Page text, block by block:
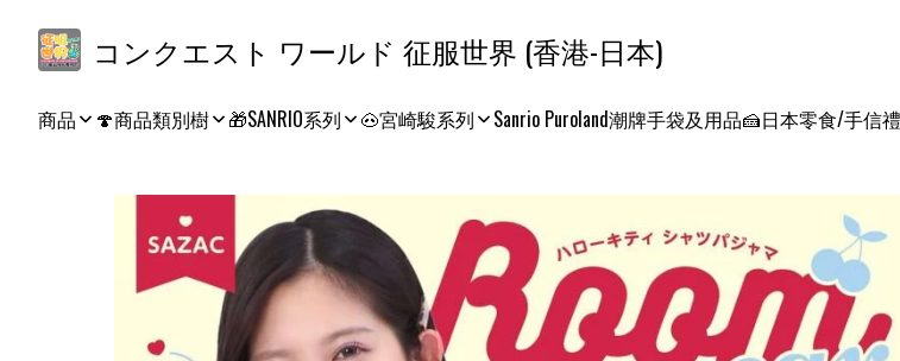
コンクエスト ワールド 征服世界 (香港-日本)
商品 🍄商品類別樹 🎁SANRIO系列 🐽宮崎駿系列 Sanrio Puroland潮牌手袋及用品🍰日本零食/手信